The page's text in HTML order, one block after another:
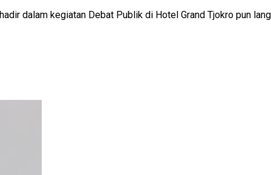
dalam kegiatan Debat Publik di Hotel Grand Tjokro pun